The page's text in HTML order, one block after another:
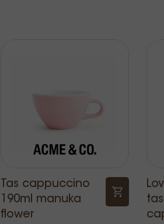
Tas cappuccino
190ml manuka
flower